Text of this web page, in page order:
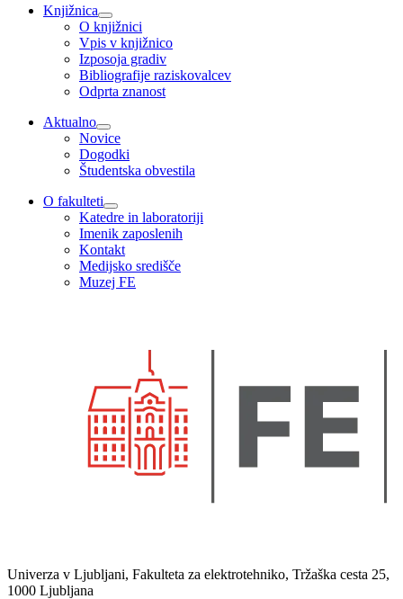
Knjižnica
O knjižnici
Vpis v knjižnico
Izposoja gradiv
Bibliografije raziskovalcev
Odprta znanost
Aktualno
Novice
Dogodki
Študentska obvestila
O fakulteti
Katedre in laboratoriji
Imenik zaposlenih
Kontakt
Medijsko središče
Muzej FE
Univerza v Ljubljani, Fakulteta za elektrotehniko, Tržaška cesta 25,
1000 Ljubljana